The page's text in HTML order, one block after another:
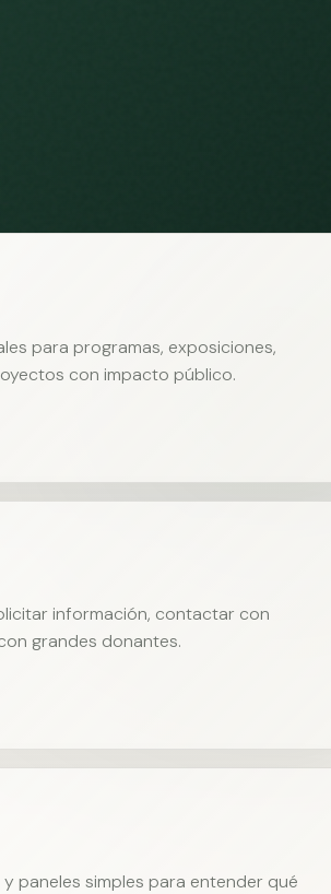
para programas, exposiciones,
con impacto público.
información, contactar con
grandes donantes.
paneles simples para entender qué